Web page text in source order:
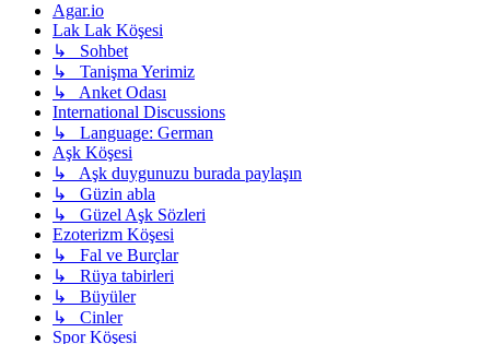
Agar.io
Lak Lak Köşesi
↳ Sohbet
↳ Tanişma Yerimiz
↳ Anket Odası
International Discussions
↳ Language: German
Aşk Köşesi
↳ Aşk duygunuzu burada paylaşın
↳ Güzin abla
↳ Güzel Aşk Sözleri
Ezoterizm Köşesi
↳ Fal ve Burçlar
↳ Rüya tabirleri
↳ Büyüler
↳ Cinler
Spor Köşesi